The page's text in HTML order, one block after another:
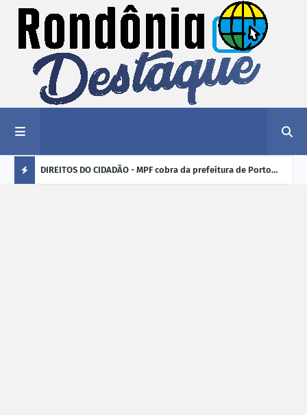
DIREITOS DO CIDADÃO - MPF cobra da prefeitura de Porto